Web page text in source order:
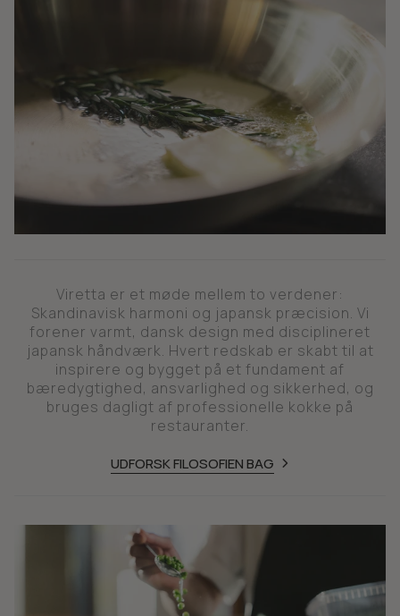
Viretta er et møde mellem to verdener:
Skandinavisk harmoni og japansk præcision. Vi
forener varmt, dansk design med disciplineret
japansk håndværk. Hvert redskab er skabt til at
inspirere og bygget på et fundament af
bæredygtighed, ansvarlighed og sikkerhed, og
bruges dagligt af professionelle kokke på
restauranter.
UDFORSK FILOSOFIEN BAG